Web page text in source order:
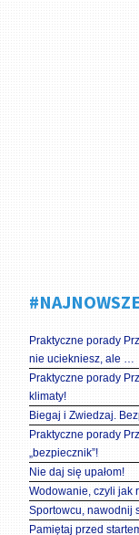
Praktyczne porady
nie uciekniesz, ale …
Praktyczne porady
klimaty!
Biegaj i Zwiedzaj.
Praktyczne porady
„bezpiecznik”!
Nie daj się upałom!
Wodowanie, czyli jak
Sportowcu, nawodnij
Pamiętaj przed